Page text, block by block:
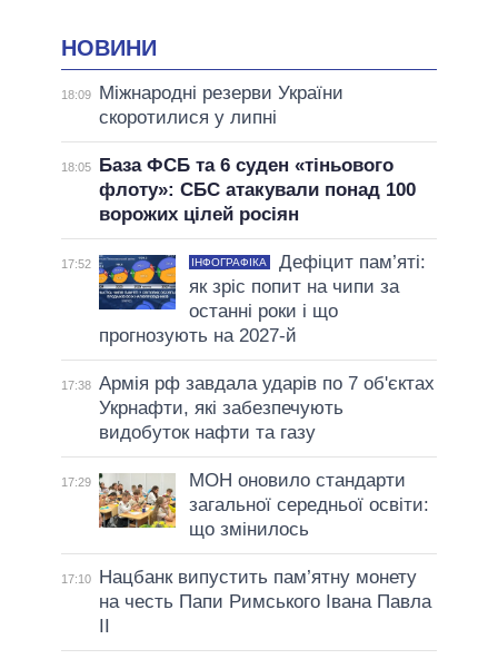
НОВИНИ
18:09
Міжнародні резерви України
скоротилися у липні
18:05
База ФСБ та 6 суден «тіньового
флоту»: СБС атакували понад 100
ворожих цілей росіян
17:52 ІНФОГРАФІКА
Дефіцит пам’яті:
як зріс попит на чипи за
останні роки і що
прогнозують на 2027-й
17:38 Армія рф завдала ударів по 7 об'єктах
Укрнафти, які забезпечують
видобуток нафти та газу
17:29
МОН оновило стандарти
загальної середньої освіти:
що змінилось
17:10
Нацбанк випустить пам’ятну монету
на честь Папи Римського Івана Павла